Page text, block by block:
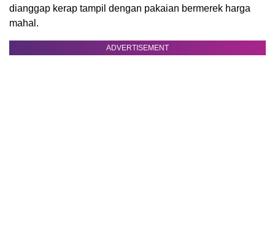
dianggap kerap tampil dengan pakaian bermerek harga
mahal.
ADVERTISEMENT